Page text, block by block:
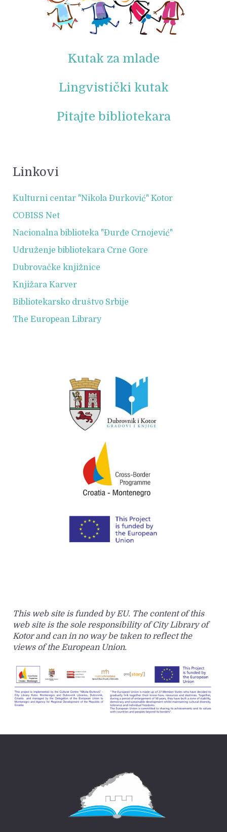
Kutak za mlade
Lingvistički kutak
Pitajte bibliotekara
Linkovi
Kulturni centar "Nikola Đurković" Kotor
COBISS Net
Nacionalna biblioteka "Đurđe Crnojević"
Udruženje bibliotekara Crne Gore
Dubrovačke knjižnice
Knjižara Karver
Bibliotekarsko društvo Srbije
The European Library
This web site is funded by EU. The content of this
web site is the sole responsibility of City Library of
Kotor and can in no way be taken to reflect the
views of the European Union.